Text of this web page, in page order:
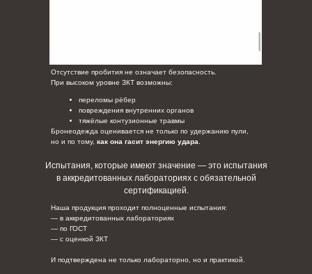
Отсутствие пробития не означает безопасность.
При высоком уровне ЗКТ возможны:
переломы рёбер
повреждения внутренних органов
тяжёлые контузионные травмы
Бронеодежда оценивается не только по удержанию пули,
но и по тому, как она гасит энергию удара
Испытания, которые имеют значение — это испытания
в аккредитованных лабораториях с обязательной
сертификацией.
Наша продукция проходит полноценные испытания:
— в аккредитованных лабораториях
— по ГОСТ
— с оценкой ЗКТ
И подтверждена не только лабораторно, но и практикой.